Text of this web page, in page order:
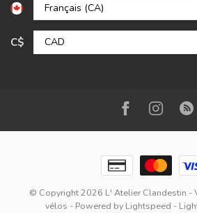
C$
© Copyright 2026 L' Atelier Clandestin -
vélos - Powered by Lightspeed -